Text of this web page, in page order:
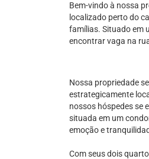
Bem-vindo à nossa
localizado perto do
famílias. Situado em
encontrar vaga na
Nossa propriedade
estrategicamente
nossos hóspedes se
situada em um
emoção e
Com seus dois